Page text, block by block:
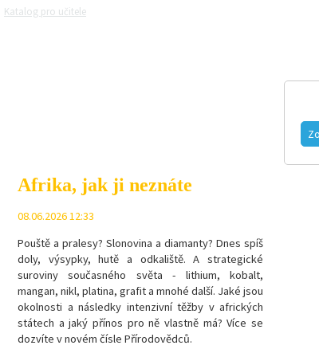
Katalog pro učitele
Afrika, jak ji neznáte
08.06.2026 12:33
Pouště a pralesy? Slonovina a diamanty? Dnes spíš
doly, výsypky, hutě a odkaliště. A strategické
suroviny současného světa - lithium, kobalt,
mangan, nikl, platina, grafit a mnohé další. Jaké jsou
okolnosti a následky intenzivní těžby v afrických
státech a jaký přínos pro ně vlastně má? Více se
dozvíte v novém čísle Přírodovědců.